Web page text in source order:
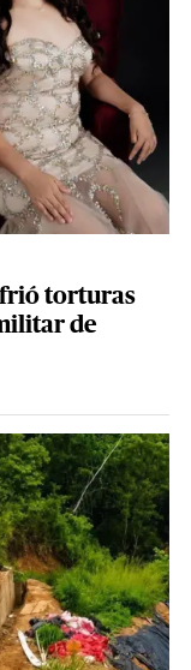
torturas
de